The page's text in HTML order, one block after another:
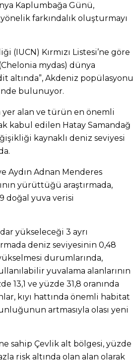
Kaplumbağa Günü,
farkındalık oluşturmayı
(IUCN) Kırmızı Listesi’ne göre
mydas) dünya
altında”, Akdeniz popülasyonu
bulunuyor.
yer alan ve türün en önemli
kabul edilen Hatay Samandağ
kaynaklı deniz seviyesi
Aydın Adnan Menderes
yürüttüğü araştırmada,
doğal yuva verisi
yükseleceği 3 ayrı
deniz seviyesinin 0,48
durumlarında,
yuvalama alanlarının
13,1 ve yüzde 31,8 oranında
kıyı hattında önemli habitat
artmasıyla olası yeni
sahip Çevlik alt bölgesi, yüzde
risk altında olan alan olarak